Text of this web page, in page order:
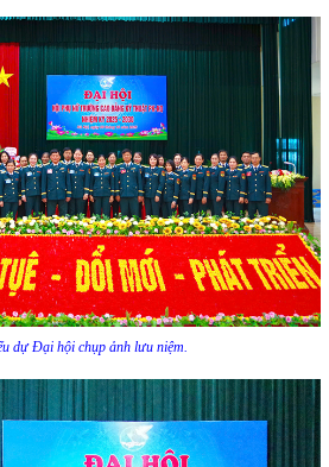
dự Đại hội chụp ảnh lưu niệm.